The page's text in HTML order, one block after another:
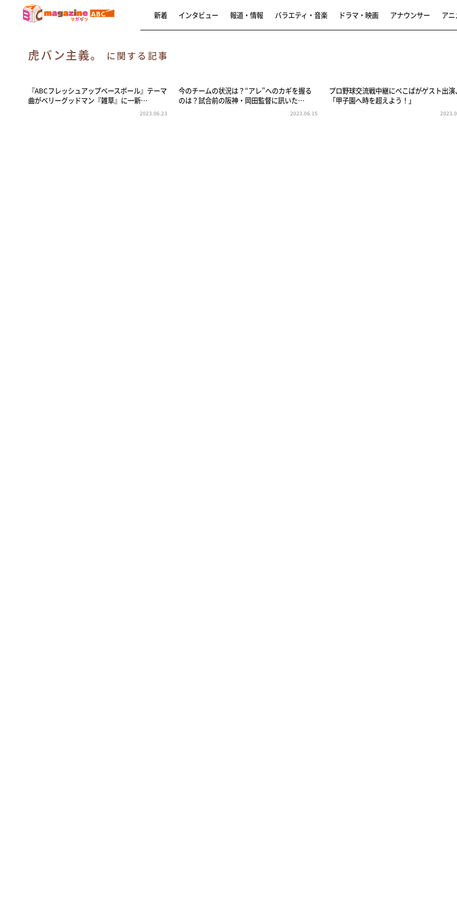
新着 インタビュー 報道・情報 バラエティ・音楽 ドラマ・映画 アナウンサー アニ
虎バン主義。 に関する記事
『ABCフレッシュアップベースボール』テーマ
曲がベリーグッドマン『雑草』に一新…
2023.06.23
今のチームの状況は？“アレ”へのカギを握る
のは？試合前の阪神・岡田監督に訊いた…
2023.06.15
プロ野球交流戦中継にぺこぱがゲスト出演、
「甲子園へ時を超えよう！」